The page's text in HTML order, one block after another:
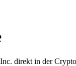
direkt in der